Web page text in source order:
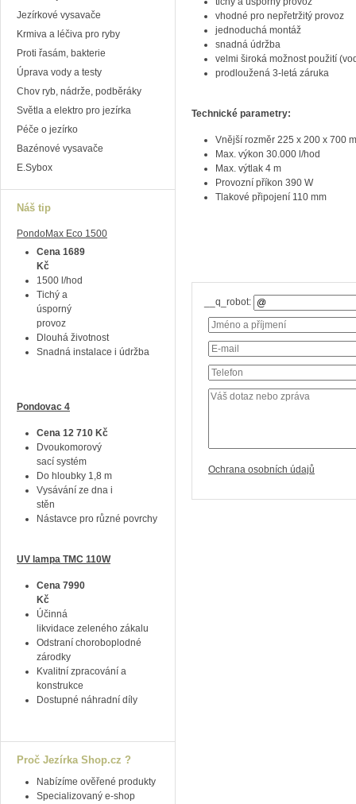
vhodné pro nepřetržitý provoz
jednoduchá montáž
snadná údržba
velmi široká možnost použití
prodloužená 3-letá záruka
Technické parametry:
Vnější rozměr 225 x 200 x 700
Max. výkon 30.000 l/hod
Max. výtlak 4 m
Provozní příkon 390 W
Tlakové připojení 110 mm
__q_robot:
Ochrana osobních údajů
Jezírkové vysavače
Krmiva a léčiva pro ryby
Proti řasám, bakterie
Úprava vody a testy
Chov ryb, nádrže, podběráky
Světla a elektro pro jezírka
Péče o jezírko
Bazénové vysavače
E.Sybox
Náš tip
PondoMax Eco 1500
Cena 1689
Kč
1500 l/hod
Tichý a
úsporný
provoz
Dlouhá životnost
Snadná instalace i údržba
Pondovac 4
Cena 12 710 Kč
Dvoukomorový
sací systém
Do hloubky 1,8 m
Vysávání ze dna i
stěn
Nástavce pro různé povrchy
UV lampa TMC 110W
Cena 7990
Kč
Účinná
likvidace zeleného zákalu
Odstraní choroboplodné
zárodky
Kvalitní zpracování a
konstrukce
Dostupné náhradní díly
Proč Jezírka Shop.cz ?
Nabízíme ověřené produkty
Specializovaný e-shop